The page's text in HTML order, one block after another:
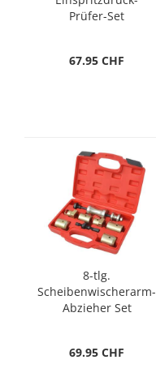
Prüfer-Set
67.95 CHF
8-tlg.
Scheibenwischerarm-
Abzieher Set
69.95 CHF